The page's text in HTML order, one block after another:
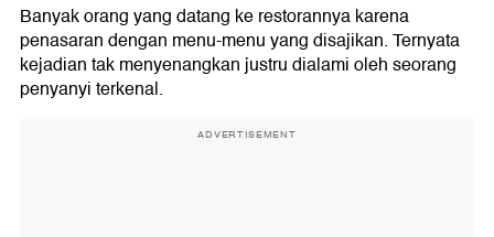
Banyak orang yang datang ke restorannya karena
penasaran dengan menu-menu yang disajikan. Ternyata
kejadian tak menyenangkan justru dialami oleh seorang
penyanyi terkenal.
ADVERTISEMENT